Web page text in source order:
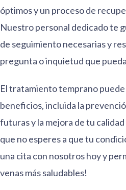
óptimos y un proceso de
Nuestro personal dedicado te
de seguimiento necesarias y
pregunta o inquietud que
El tratamiento temprano
beneficios, incluida la
futuras y la mejora de tu
que no esperes a que tu
una cita con nosotros hoy y
venas más saludables!